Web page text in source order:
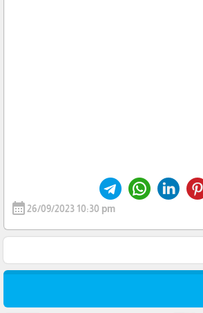
calendar_month26/09/2023 10:30 pm